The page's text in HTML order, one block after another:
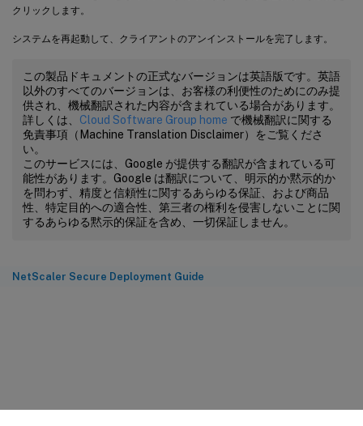
クリックします。
システムを再起動して、クライアントのアンインストールを完了します。
この製品ドキュメントの正式なバージョンは英語版です。英語
以外のすべてのバージョンは、お客様の利便性のためにのみ提
供され、機械翻訳された内容が含まれている場合があります。
詳しくは、 Cloud Software Group home で機械翻訳に関する
免責事項（Machine Translation Disclaimer）をご覧くださ
い。
このサービスには、Google が提供する翻訳が含まれている可
能性があります。Google は翻訳について、明示的か黙示的か
を問わず、精度と信頼性に関するあらゆる保証、および商品
性、特定目的への適合性、第三者の権利を侵害しないことに関
するあらゆる黙示的保証を含め、一切保証しません。
NetScaler Secure Deployment Guide